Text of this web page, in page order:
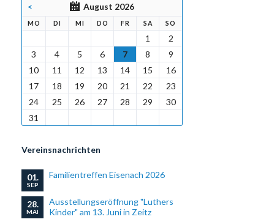
< August 2026
MO NTAG
DI ENSTAG
MI TTWOCH
DO NNERSTAG
FR EITAG
SAMSTAG
SO
1
2
3
4 5 6 7 8
9
10
11 12 13 14 15
16
17
18 19 20 21 22
23
24
25 26 27 28 29
30
31
Vereinsnachrichten
01.
SEP
Familientreffen Eisenach 2026
28.
MAI
Ausstellungseröffnung "Luthers
Kinder" am 13. Juni in Zeitz